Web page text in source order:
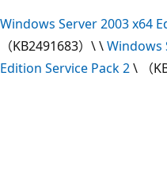
Windows Server 2003 x64
（KB2491683）\ \Windows
Edition Service Pack 2\ （